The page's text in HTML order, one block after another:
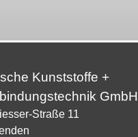
Kunststoffe +
GmbH
Straße 11